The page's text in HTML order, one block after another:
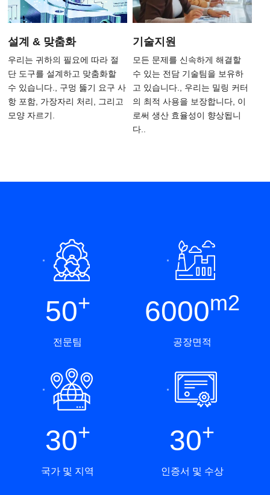
설계 & 맞춤화
우리는 귀하의 필요에 따라 절
단 도구를 설계하고 맞춤화할
수 있습니다., 구멍 뚫기 요구 사
항 포함, 가장자리 처리, 그리고
모양 자르기.
기술지원
모든 문제를 신속하게 해결할
수 있는 전담 기술팀을 보유하
고 있습니다., 우리는 밀링 커터
의 최적 사용을 보장합니다, 이
로써 생산 효율성이 향상됩니
다..
50+
전문팀
6000m2
공장면적
30+
국가 및 지역
30+
인증서 및 수상